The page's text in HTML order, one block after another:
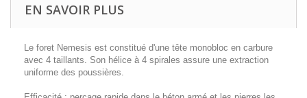
EN SAVOIR PLUS
Le foret Nemesis est constitué d'une tête monobloc en carbure
avec 4 taillants. Son hélice à 4 spirales assure une extraction
uniforme des poussières.